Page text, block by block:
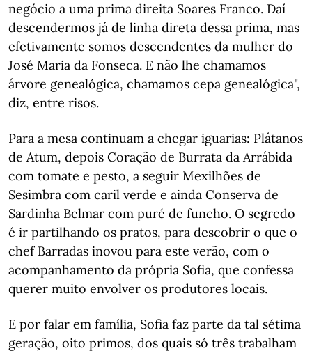
negócio a uma prima direita Soares Franco. Daí
descendermos já de linha direta dessa prima, mas
efetivamente somos descendentes da mulher do
José Maria da Fonseca. E não lhe chamamos
árvore genealógica, chamamos cepa genealógica",
diz, entre risos.
Para a mesa continuam a chegar iguarias: Plátanos
de Atum, depois Coração de Burrata da Arrábida
com tomate e pesto, a seguir Mexilhões de
Sesimbra com caril verde e ainda Conserva de
Sardinha Belmar com puré de funcho. O segredo
é ir partilhando os pratos, para descobrir o que o
chef Barradas inovou para este verão, com o
acompanhamento da própria Sofia, que confessa
querer muito envolver os produtores locais.
E por falar em família, Sofia faz parte da tal sétima
geração, oito primos, dos quais só três trabalham